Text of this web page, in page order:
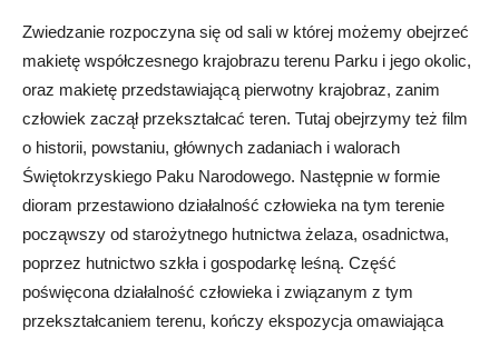
Zwiedzanie rozpoczyna się od sali w której możemy obejrzeć
makietę współczesnego krajobrazu terenu Parku i jego okolic,
oraz makietę przedstawiającą pierwotny krajobraz, zanim
człowiek zaczął przekształcać teren. Tutaj obejrzymy też film
o historii, powstaniu, głównych zadaniach i walorach
Świętokrzyskiego Paku Narodowego. Następnie w formie
dioram przestawiono działalność człowieka na tym terenie
począwszy od starożytnego hutnictwa żelaza, osadnictwa,
poprzez hutnictwo szkła i gospodarkę leśną. Część
poświęcona działalność człowieka i związanym z tym
przekształcaniem terenu, kończy ekspozycja omawiająca